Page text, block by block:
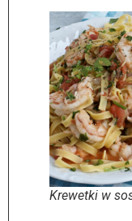
Krewetki w